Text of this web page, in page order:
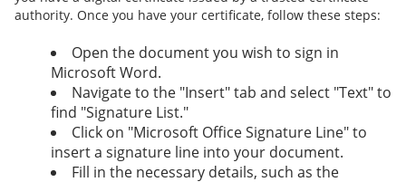
authority. Once you have your certificate, follow these steps:
Open the document you wish to sign in
Microsoft Word.
Navigate to the "Insert" tab and select "Text" to
find "Signature List."
Click on "Microsoft Office Signature Line" to
insert a signature line into your document.
Fill in the necessary details, such as the